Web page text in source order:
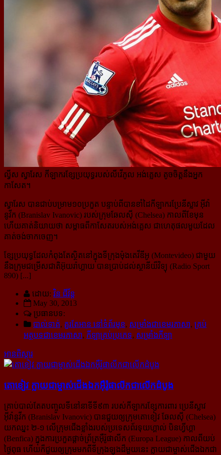
ល្វីស ស្វារែស កីឡាករខ្សែប្រយុទ្ធរបស់លីវើភូល អង់គ្លេស តូចចិត្តនឹងអ្នក
កាសែត។
ស្វារែស បានជាប់បម្រាម១០ប្រកួត បន្ទាប់ពីបានខាំដៃកីឡាករប្រែនីស្លាវ អ៊ីវ៉ា
នូវីក (Branislav Ivanovic) របស់ក្រុម​ឆែលស៊ី (Chelsea) កាលពីខែមុន
ហើយគាត់និយាយថា សម្ពាធពីកាសែតរបស់អង់គ្លេស ជាហេតុផលមួយដែល
គាត់​ចង់ចាកចេញ។
ខ្សែប្រយុទ្ធដែលកំពុងតែស្ថិតនៅក្នុងទីក្រុងម៉ុងតេវីឌីអូ (Montevideo) ជាមួយ
នឹងក្រុមជម្រើសជាតិអ៊ុយរ៉ាហ្គាយ បាន​ប្រាប់ដល់ស្ថានីយ៏វិទ្យុ (Radio Sport
890) [...]
ដោយ: វិន ជីវ័ន្ត
May 30, 2013
ប្រធានបទ:
បាល់ទាត់, គួរតែអាន នៅទំព័រមុខ, សម្រាំងជាខេមរភាសា, គ្រប់
អត្ថបទជាខេមរភាសា, កីឡាគ្រប់ប្រភេទ, សម្រាំងកីឡា
អានពិស្ដារ
តោខៀវ ក្លាយ​ជា​ម្ចាស់​ជើង​ឯក​អ៊ឺរ៉ូផា​លីក​ជា​លើក​ដំបូង
គ្រាប់បាល់តែតបញ្ចូលទីនៅនាទីទី៩៣ របស់កីឡាករខ្សែការពារ ប្រេនីស្លាវ
អ៊ីវ៉ានូវីក (Branislav Ivanovic) បានជួយ​ឲ្យ​ក្រុមតោខៀវ ឆែលស៊ី (Chelsea)
យកឈ្នះ ២-១ លើក្រុមជើងខ្លាំងរបស់ប្រទេសព័រទុយហ្គាល់ បិនហ្វីហ្គា
(Benfica) ក្នុង​ការប្រកួតផ្តាច់ព្រ័ត្រអ៊ឺរ៉ូផាលីក (Europa League) កាលពីយប់
ថ្ងៃពុធ ហើយក៏ជួយឲ្យក្រុមមកពីទីក្រុងឡុងដ៏មួយនេះ ក្លាយ​ជាម្ចាស់ជើងឯកជា